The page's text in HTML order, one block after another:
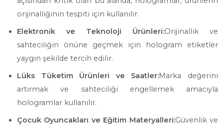
orijinalliğinin tespiti için kullanılır.
Elektronik ve Teknoloji Ürünleri:Orijinallik ve
sahteciliğin önüne geçmek için hologram etiketler
yaygın şekilde tercih edilir.
Lüks Tüketim Ürünleri ve Saatler:Marka değerini
artırmak ve sahteciliği engellemek amacıyla
hologramlar kullanılır.
Çocuk Oyuncakları ve Eğitim Materyalleri:Güvenlik ve